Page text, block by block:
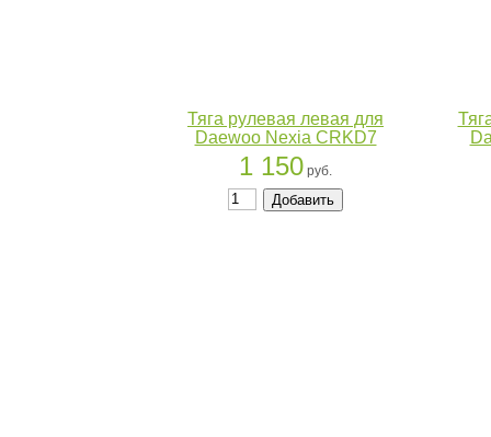
Тяга рулевая левая для
Daewoo Nexia CRKD7
1 150 руб.